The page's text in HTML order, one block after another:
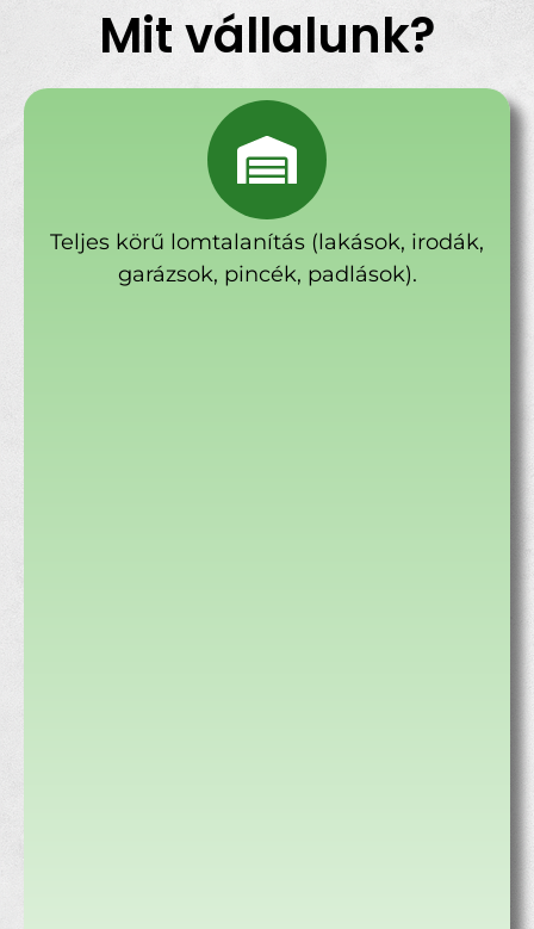
Mit vállalunk?
Teljes körű lomtalanítás (lakások, irodák,
garázsok, pincék, padlások).